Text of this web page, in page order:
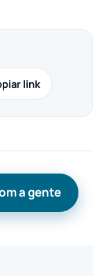
link
a gente